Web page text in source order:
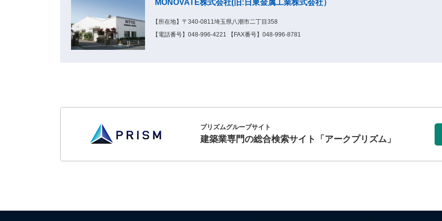
MONOVATE株式会社(旧:日東金属工業株式会社）
【所在地】〒340-0811埼玉県八潮市二丁目358
【電話番号】048-996-4221 【FAX番号】048-996-8781
プリズムグループサイト
建築業専門の総合検索サイト 「アークプリズム」